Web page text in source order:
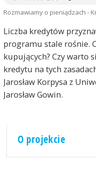
Rozmawiamy o pieniądzach -
Liczba kredytów
programu stale rośnie.
kupujących? Czy warto
kredytu na tych
Jarosław Korpysa z
Jarosław Gowin.
O projekcie